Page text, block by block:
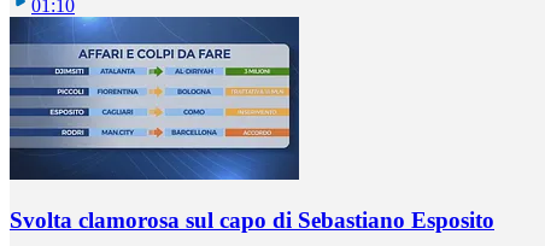
01:10
Svolta clamorosa sul capo di Sebastiano Esposito